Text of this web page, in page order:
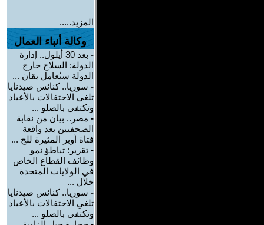
المزيد.....
وكالة أنباء العمال
-
بعد 30 أيلول.. إدارة
الدولة: السلاح خارج
الدولة سيُعامل بقان ...
- سوريا.. كنائس صيدنايا
تلغي الاحتفالات بالأعياد
وتكتفي بالصلو ...
- مصر.. بيان من نقابة
الصحفيين بعد واقعة
فتاة أوبر المثيرة للج ...
- تقرير: تباطؤ نمو
وظائف القطاع الخاص
في الولايات المتحدة
خلال ...
- سوريا.. كنائس صيدنايا
تلغي الاحتفالات بالأعياد
وتكتفي بالصلو ...